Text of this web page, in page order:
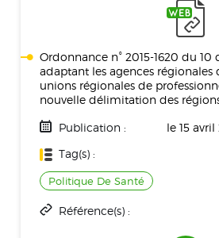
Ordonnance n° 2015-1620 du 10
adaptant les agences régionales
unions régionales de
nouvelle délimitation des
Publication :
le 15 avril
Tag(s) :
Politique De Santé
Référence(s) :